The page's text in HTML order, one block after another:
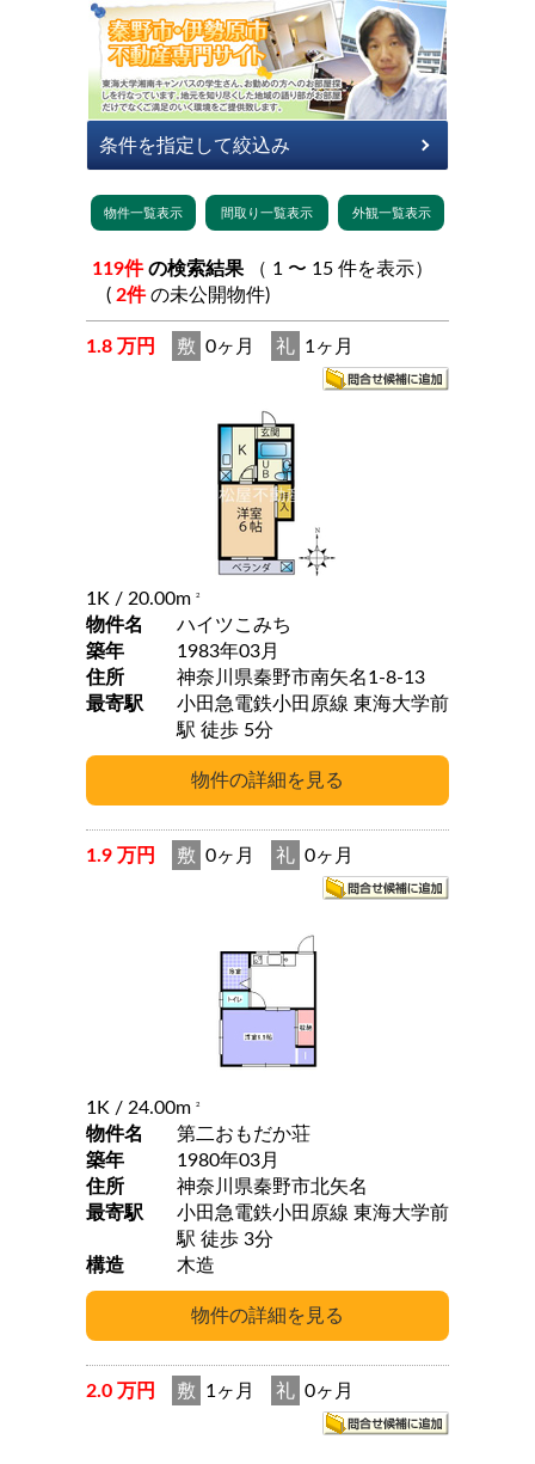
119件 の検索結果
( 2件 の未公開物件)
1.8 万円 敷 0ヶ月 礼 1ヶ月
1K / 20.00m 2
物件名
ハイツこみち
築年
1983年03月
住所
神奈川県秦野市南矢名1-8-13
最寄駅
小田急電鉄小田原線 東海大学前
駅 徒歩 5分
1.9 万円 敷 0ヶ月 礼 0ヶ月
1K / 24.00m 2
物件名
第二おもだか荘
築年
1980年03月
住所
神奈川県秦野市北矢名
最寄駅
小田急電鉄小田原線 東海大学前
駅 徒歩 3分
構造
木造
2.0 万円 敷 1ヶ月 礼 0ヶ月